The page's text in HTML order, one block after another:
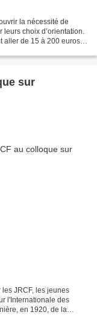
la nécessité de
choix d’orientation.
aller de 15 à 200 euros
sur
JRCF, les jeunes
l'Internationale des
en 1920, de la